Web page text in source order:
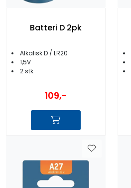
Batteri D 2pk
Alkalisk D / LR20
1,5V
2 stk
109,-